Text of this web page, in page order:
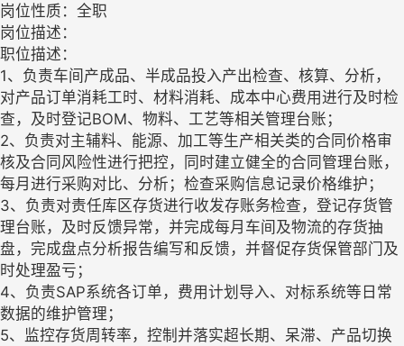
岗位性质：全职
岗位描述：
职位描述：
1、负责车间产成品、半成品投入产出检查、核算、分析，
对产品订单消耗工时、材料消耗、成本中心费用进行及时检
查，及时登记BOM、物料、工艺等相关管理台账；
2、负责对主辅料、能源、加工等生产相关类的合同价格审
核及合同风险性进行把控，同时建立健全的合同管理台账，
每月进行采购对比、分析；检查采购信息记录价格维护；
3、负责对责任库区存货进行收发存账务检查，登记存货管
理台账，及时反馈异常，并完成每月车间及物流的存货抽
盘，完成盘点分析报告编写和反馈，并督促存货保管部门及
时处理盈亏；
4、负责SAP系统各订单，费用计划导入、对标系统等日常
数据的维护管理；
5、监控存货周转率，控制并落实超长期、呆滞、产品切换